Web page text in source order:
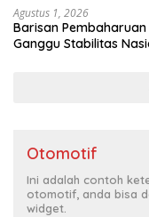
Agustus 1, 2026
Barisan
Ganggu Stabilitas
Otomotif
Ini adalah contoh
otomotif, anda bisa
widget.